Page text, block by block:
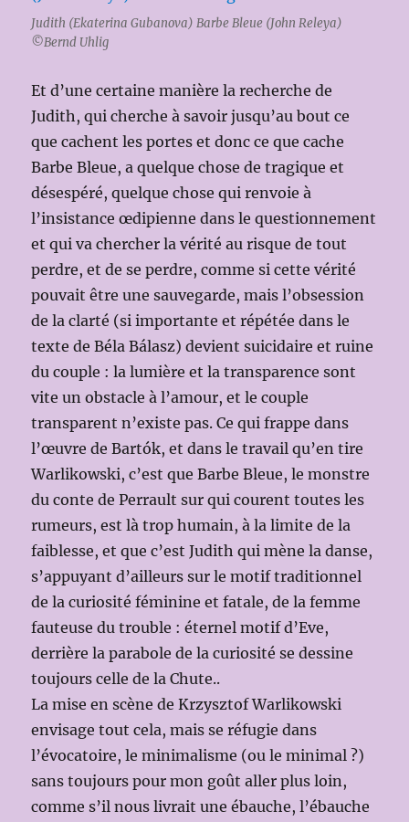
Judith (Ekaterina Gubanova) Barbe Bleue (John Releya)
©Bernd Uhlig
Et d’une certaine manière la recherche de
Judith, qui cherche à savoir jusqu’au bout ce
que cachent les portes et donc ce que cache
Barbe Bleue, a quelque chose de tragique et
désespéré, quelque chose qui renvoie à
l’insistance œdipienne dans le questionnement
et qui va chercher la vérité au risque de tout
perdre, et de se perdre, comme si cette vérité
pouvait être une sauvegarde, mais l’obsession
de la clarté (si importante et répétée dans le
texte de Béla Bálasz) devient suicidaire et ruine
du couple : la lumière et la transparence sont
vite un obstacle à l’amour, et le couple
transparent n’existe pas. Ce qui frappe dans
l’œuvre de Bartók, et dans le travail qu’en tire
Warlikowski, c’est que Barbe Bleue, le monstre
du conte de Perrault sur qui courent toutes les
rumeurs, est là trop humain, à la limite de la
faiblesse, et que c’est Judith qui mène la danse,
s’appuyant d’ailleurs sur le motif traditionnel
de la curiosité féminine et fatale, de la femme
fauteuse du trouble : éternel motif d’Eve,
derrière la parabole de la curiosité se dessine
toujours celle de la Chute..
La mise en scène de Krzysztof Warlikowski
envisage tout cela, mais se réfugie dans
l’évocatoire, le minimalisme (ou le minimal ?)
sans toujours pour mon goût aller plus loin,
comme s’il nous livrait une ébauche, l’ébauche